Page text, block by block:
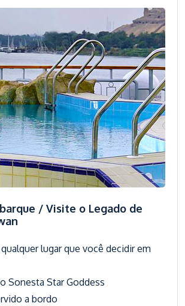
/ Visite o Legado de
lugar que você decidir em
Sonesta Star Goddess
a bordo